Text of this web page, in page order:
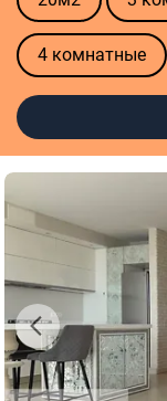
4 комнатные
Особенности
Автономное
Высокие
Панорамные
С гаражом